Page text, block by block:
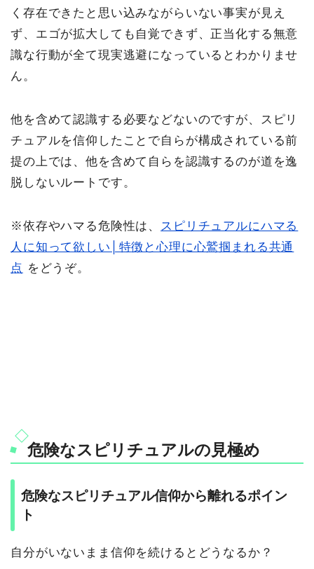
く存在できたと思い込みながらいない事実が見え
ず、エゴが拡大しても自覚できず、正当化する無意
識な行動が全て現実逃避になっているとわかりませ
ん。
他を含めて認識する必要などないのですが、スピリ
チュアルを信仰したことで自らが構成されている前
提の上では、他を含めて自らを認識するのが道を逸
脱しないルートです。
※依存やハマる危険性は、 スピリチュアルにハマる
人に知って欲しい│特徴と心理に心鷲掴まれる共通
点 をどうぞ。
危険なスピリチュアルの見極め
危険なスピリチュアル信仰から離れるポイン
ト
自分がいないまま信仰を続けるとどうなるか？